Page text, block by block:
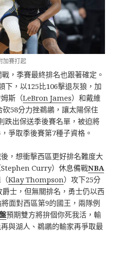
加賽打起
，季賽最終排名也跟著確定。
下，以125比106擊退灰狼，加
斯（LeBron James）和戴維
58分力挫鵜鶘，讓太陽保住
跌出保送季後賽名單，被迫將
爭取季後賽第7種子資格。
，想衝擊西區更好排名難度大
Curry）休息備戰NBA
Klay Thompson）攻下25分
士，但無關排名，勇士仍以西
面對西區第9的國王，兩隊例
預期雙方將拚個你死我活，輸
與湖人、鵜鶘的輸家再爭取最